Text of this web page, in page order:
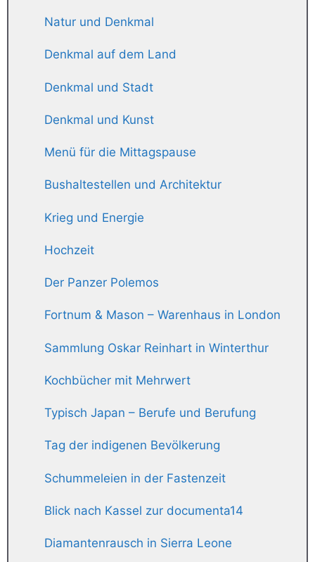
Natur und Denkmal
Denkmal auf dem Land
Denkmal und Stadt
Denkmal und Kunst
Menü für die Mittagspause
Bushaltestellen und Architektur
Krieg und Energie
Hochzeit
Der Panzer Polemos
Fortnum & Mason – Warenhaus in London
Sammlung Oskar Reinhart in Winterthur
Kochbücher mit Mehrwert
Typisch Japan – Berufe und Berufung
Tag der indigenen Bevölkerung
Schummeleien in der Fastenzeit
Blick nach Kassel zur documenta14
Diamantenrausch in Sierra Leone